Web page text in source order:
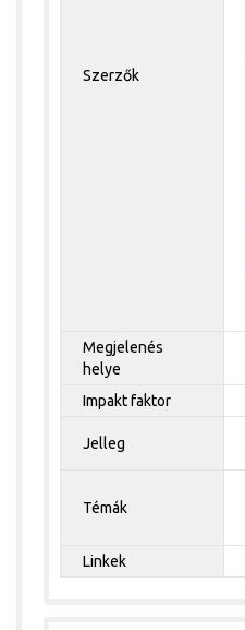
Szerzők
Megjelenés
helye
Impakt faktor
Jelleg
Témák
Linkek